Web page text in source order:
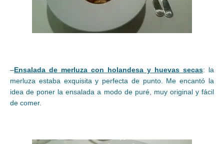
–Ensalada de merluza con holandesa y huevas secas: la
merluza estaba exquisita y perfecta de punto. Me encantó la
idea de poner la ensalada a modo de puré, muy original y fácil
de comer.